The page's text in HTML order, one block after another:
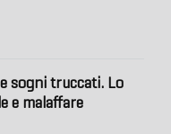
sogni truccati. Lo
e malaffare